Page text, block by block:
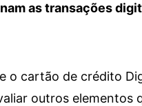
as transações
o cartão de crédito
outros elementos